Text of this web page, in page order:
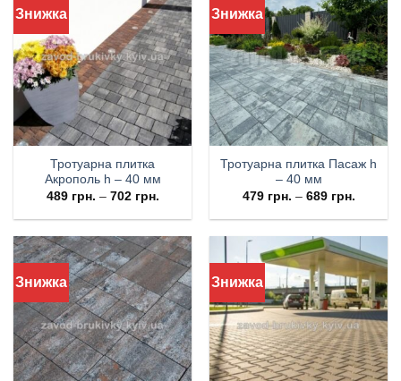
Знижка
Тротуарна плитка
Акрополь h – 40 мм
489 грн. – 702 грн.
Знижка
Тротуарна плитка Пасаж h
– 40 мм
479 грн. – 689 грн.
Знижка Знижка